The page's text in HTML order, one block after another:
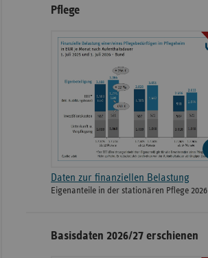
Pflege
Daten zur finanziellen Belastung
Eigenanteile in der stationären Pflege 2026
Basisdaten 2026/27 erschienen